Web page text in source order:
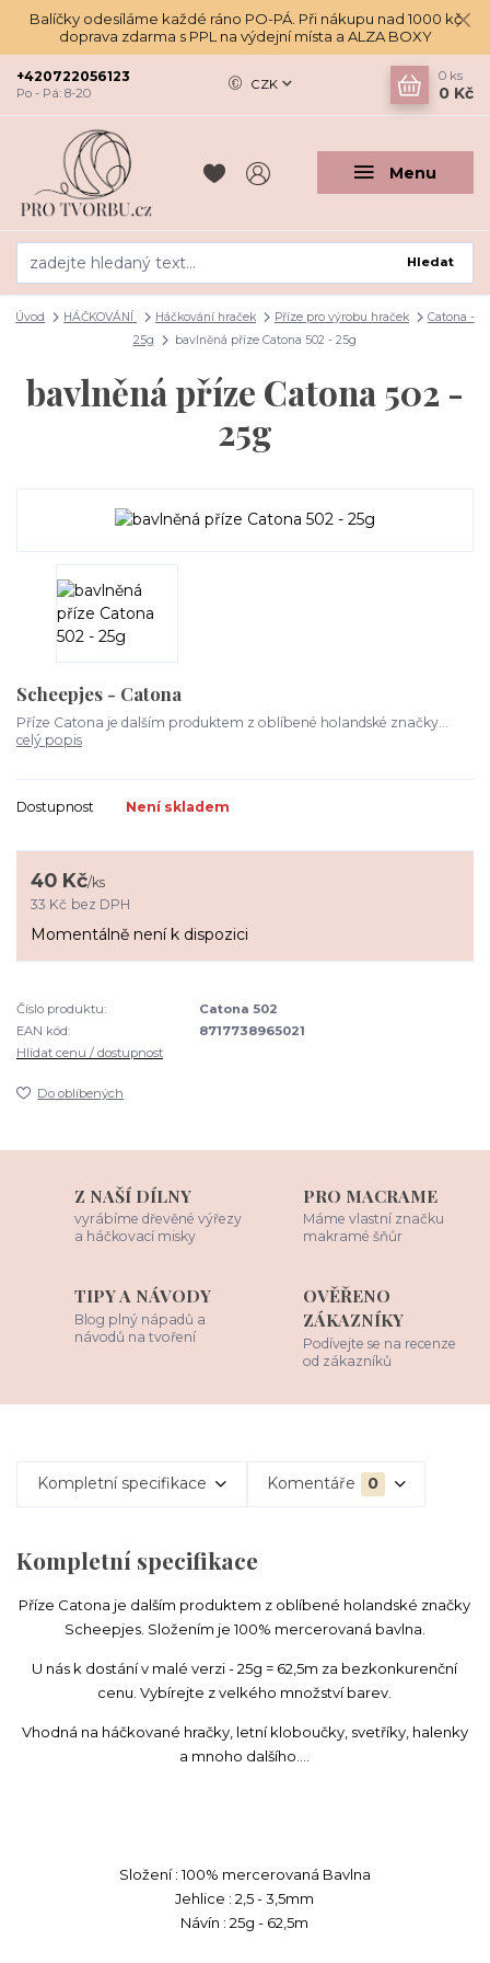
Balíčky odesíláme každé ráno PO-PÁ. Při nákupu nad 1000 kč
doprava zdarma s PPL na výdejní místa a ALZA BOXY
Menu
CZK
Hledat
+420722056123
Po - Pá: 8-20
0 ks
0 Kč
Úvod HÁČKOVÁNÍ Háčkování hraček Příze pro výrobu hraček
Catona -
25g
bavlněná příze Catona 502 - 25g
bavlněná příze Catona 502 -
25g
Scheepjes - Catona
Příze Catona je dalším produktem z oblíbené holandské značky...
celý popis
Dostupnost Není skladem
40 Kč/ks
33 Kč bez DPH
Momentálně není k dispozici
Číslo produktu:
Catona 502
EAN kód:
8717738965021
Hlídat cenu / dostupnost
Do oblíbených
Z NAŠÍ DÍLNY
vyrábíme dřevěné výřezy
a háčkovací misky
PRO MACRAME
Máme vlastní značku
makramé šňůr
TIPY A NÁVODY
Blog plný nápadů a
návodů na tvoření
OVĚŘENO
ZÁKAZNÍKY
Podívejte se na recenze
od zákazníků
Kompletní specifikace Komentáře 0
Kompletní specifikace
Příze Catona je dalším produktem z oblíbené holandské značky
Scheepjes. Složením je 100% mercerovaná bavlna.
U nás k dostání v malé verzi - 25g = 62,5m za bezkonkurenční
cenu. Vybírejte z velkého množství barev.
Vhodná na háčkované hračky, letní kloboučky, svetříky, halenky
a mnoho dalšího....
Složení : 100% mercerovaná Bavlna
Jehlice : 2,5 - 3,5mm
Návín : 25g - 62,5m